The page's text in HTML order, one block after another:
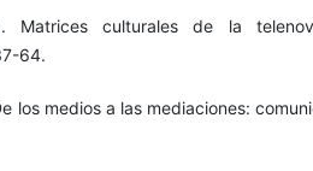
Matrices culturales de la
64.
los medios a las mediaciones: